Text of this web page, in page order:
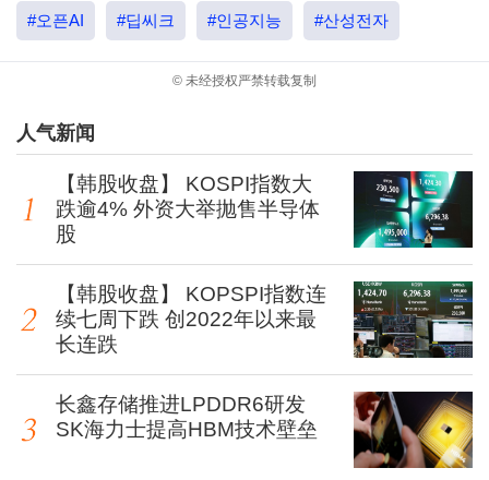
#오픈AI #딥씨크 #인공지능 #산성전자
© 未经授权严禁转载复制
人气新闻
【韩股收盘】 KOSPI指数大
跌逾4% 外资大举抛售半导体
股
【韩股收盘】 KOPSPI指数连
续七周下跌 创2022年以来最
长连跌
长鑫存储推进LPDDR6研发
SK海力士提高HBM技术壁垒